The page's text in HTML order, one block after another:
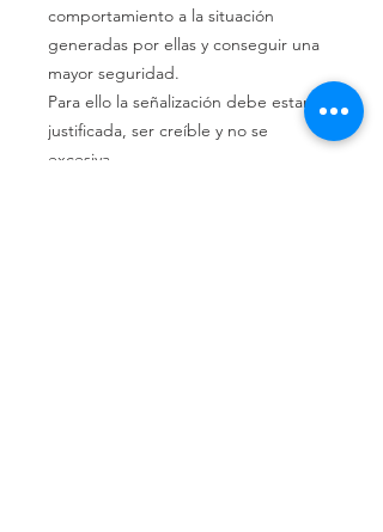
comportamiento a la situación
generadas por ellas y conseguir una
mayor seguridad.
Para ello la señalización debe estar
justificada, ser creíble y no se
excesiva.